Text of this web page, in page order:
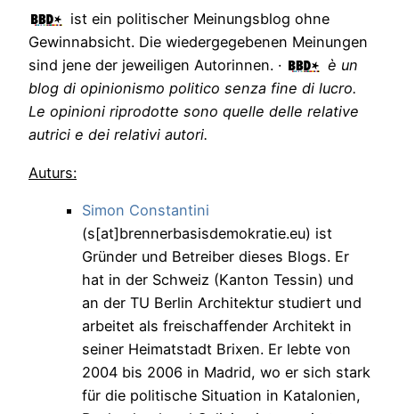
ist ein politischer Meinungsblog ohne
Gewinnabsicht. Die wiedergegebenen Meinungen
sind jene der jeweiligen Autorinnen. ·
è un
blog di opinionismo politico senza fine di lucro.
Le opinioni riprodotte sono quelle delle relative
autrici e dei relativi autori.
Auturs:
Simon Constantini
(s[at]brennerbasisdemokratie.eu) ist
Gründer und Betreiber dieses Blogs. Er
hat in der Schweiz (Kanton Tessin) und
an der TU Berlin Architektur studiert und
arbeitet als freischaffender Architekt in
seiner Heimatstadt Brixen. Er lebte von
2004 bis 2006 in Madrid, wo er sich stark
für die politische Situation in Katalonien,